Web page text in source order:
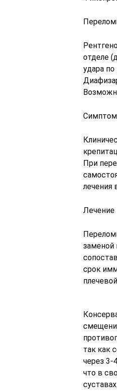
отделе
удара
При
лечения
Лечение
заменой
срок
так как
через 3-
что в